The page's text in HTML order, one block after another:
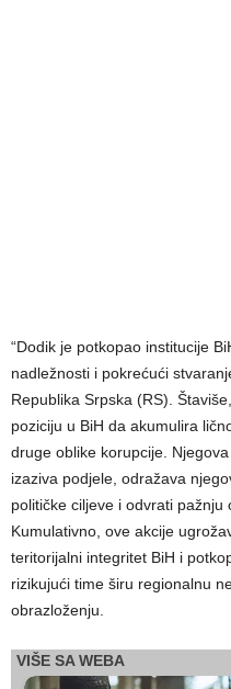
“Dodik je potkopao institucije
nadležnosti i pokrećući
Republika Srpska (RS).
poziciju u BiH da akumulira
druge oblike korupcije.
izaziva podjele, odražava
političke ciljeve i odvrati pažnju
Kumulativno, ove akcije
teritorijalni integritet BiH i
rizikujući time širu regionalnu
obrazloženju.